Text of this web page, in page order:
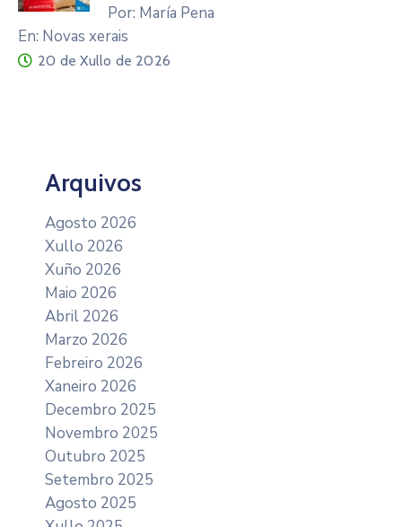
Por: María Pena
En: Novas xerais
20 de Xullo de 2026
Arquivos
Agosto 2026
Xullo 2026
Xuño 2026
Maio 2026
Abril 2026
Marzo 2026
Febreiro 2026
Xaneiro 2026
Decembro 2025
Novembro 2025
Outubro 2025
Setembro 2025
Agosto 2025